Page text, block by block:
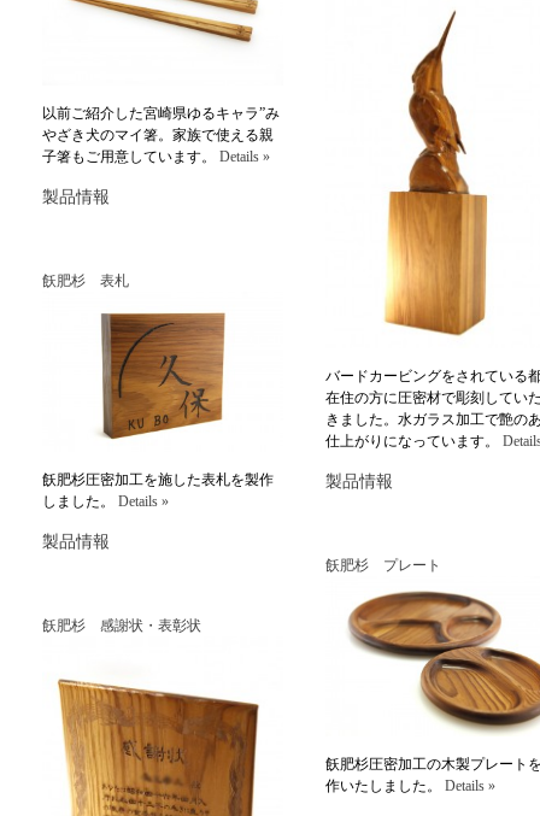
以前ご紹介した宮崎県ゆるキャラ”み
やざき犬のマイ箸。家族で使える親
子箸もご用意しています。 Details »
製品情報
バードカービングをされている
在住の方に圧密材で彫刻してい
きました。水ガラス加工で艶の
仕上がりになっています。
製品情報
飫肥杉 表札
飫肥杉圧密加工を施した表札を製作
しました。 Details »
製品情報
飫肥杉 プレート
飫肥杉圧密加工の木製プレート
作いたしました。 Details »
飫肥杉 感謝状・表彰状